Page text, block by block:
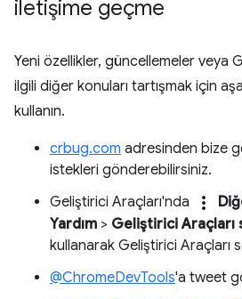
iletişime geçme
Yeni özellikler, güncellemeler veya
ilgili diğer konuları tartışmak için
kullanın.
crbug.com adresinden bize
istekleri gönderebilirsiniz.
Geliştirici Araçları'nda
more_vert
Yardım > Geliştirici Araçları
kullanarak Geliştirici Araçları
@ChromeDevTools'a tweet